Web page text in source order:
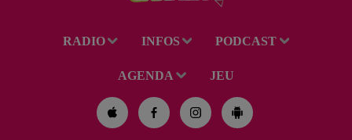
RADIO INFOS PODCAST
AGENDA JEU